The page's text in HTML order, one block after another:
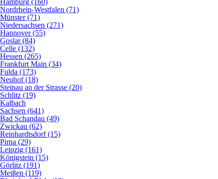
Hamburg (160)
Nordrhein-Westfalen (71)
Münster (71)
Niedersachsen (271)
Hannover (55)
Goslar (84)
Celle (132)
Hessen (265)
Frankfurt Main (34)
Fulda (173)
Neuhof (18)
Steinau an der Strasse (20)
Schlitz (19)
Kalbach
Sachsen (641)
Bad Schandau (49)
Zwickau (62)
Reinhardtsdorf (15)
Pirna (29)
Leipzig (161)
Königstein (15)
Görlitz (191)
Meißen (119)